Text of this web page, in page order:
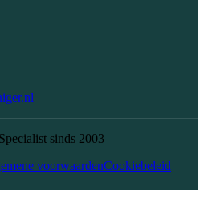
sinds 2003
voorwaardenCookiebeleid